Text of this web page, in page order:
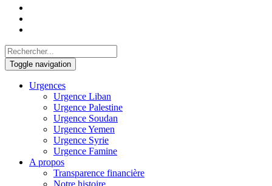
Toggle navigation
Urgences
Urgence Liban
Urgence Palestine
Urgence Soudan
Urgence Yemen
Urgence Syrie
Urgence Famine
A propos
Transparence financière
Notre histoire